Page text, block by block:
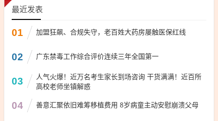
最近发表
01 加盟狂飙、合规失守，老百姓大药房屡触医保红线
02 广东禁毒工作综合评价连续三年全国第一
03
人气火爆！近万名考生家长到场咨询 干货满满！近百所
高校老师坐镇解惑
04 善意汇聚依旧难筹移植费用 8岁病童主动安慰崩溃父母